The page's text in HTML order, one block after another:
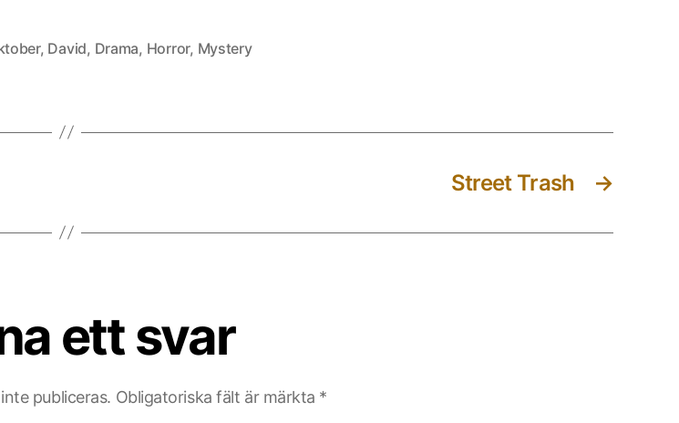
, David, Drama, Horror, Mystery
→
Street Trash
ett svar
publiceras. Obligatoriska fält är märkta *